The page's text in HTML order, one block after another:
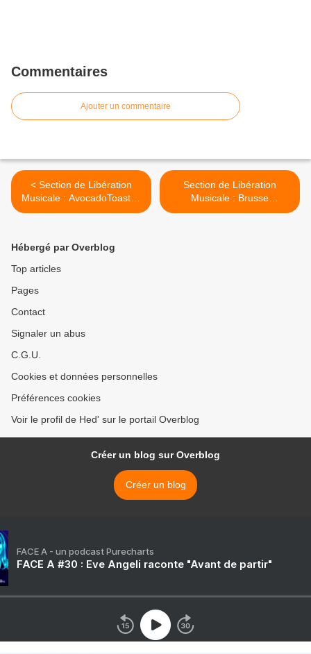
Commentaires
Ajouter un commentaire
< Section de Libération
Musicale : AvocadoToast42
(19/09/2021)
Section de Libération
Musicale : Brusse
(26/09/2021) >
Hébergé par Overblog
Top articles
Pages
Contact
Signaler un abus
C.G.U.
Cookies et données personnelles
Préférences cookies
Voir le profil de Hed' sur le portail Overblog
Créer un blog sur Overblog
Créer un blog
FACE A - un podcast Purecharts
FACE A #30 : Eve Angeli raconte "Avant de partir"